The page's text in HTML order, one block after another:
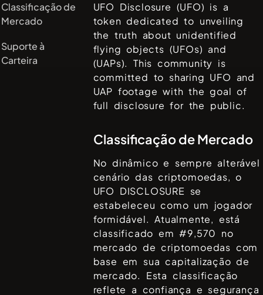
Classificação de
Mercado
Suporte à
Carteira
UFO Disclosure (UFO) is a
token dedicated to unveiling
the truth about unidentified
flying objects (UFOs) and
(UAPs). This community is
committed to sharing UFO and
UAP footage with the goal of
full disclosure for the public.
Classificação de Mercado
No dinâmico e sempre alterável
cenário das criptomoedas, o
UFO DISCLOSURE se
estabeleceu como um jogador
formidável. Atualmente, está
classificado em #9,570 no
mercado de criptomoedas com
base em sua capitalização de
mercado. Esta classificação
reflete a confiança e segurança